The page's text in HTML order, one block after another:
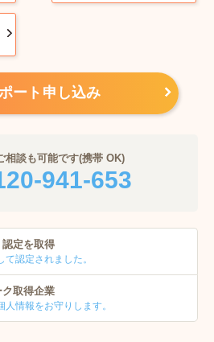
ート申し込み
相談も可能です(携帯 OK)
941-653
認定を取得
て認定されました。
取得企業
人情報をお守りします。